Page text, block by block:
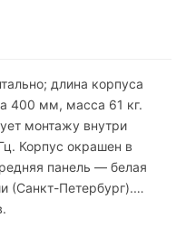
длина корпуса
400 мм, масса 61 кг.
монтажу внутри
Корпус окрашен в
панель — белая
(Санкт-Петербург).